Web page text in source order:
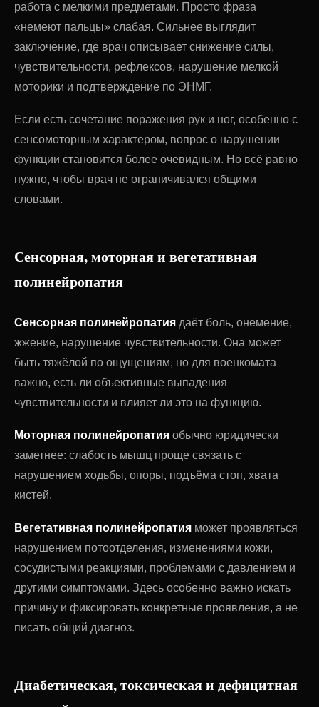
работа с мелкими предметами. Просто фраза
«немеют пальцы» слабая. Сильнее выглядит
заключение, где врач описывает снижение силы,
чувствительности, рефлексов, нарушение мелкой
моторики и подтверждение по ЭНМГ.
Если есть сочетание поражения рук и ног, особенно с
сенсомоторным характером, вопрос о нарушении
функции становится более очевидным. Но всё равно
нужно, чтобы врач не ограничивался общими
словами.
Сенсорная, моторная и вегетативная
полинейропатия
Сенсорная полинейропатия даёт боль, онемение,
жжение, нарушение чувствительности. Она может
быть тяжёлой по ощущениям, но для военкомата
важно, есть ли объективные выпадения
чувствительности и влияет ли это на функцию.
Моторная полинейропатия обычно юридически
заметнее: слабость мышц проще связать с
нарушением ходьбы, опоры, подъёма стоп, хвата
кистей.
Вегетативная полинейропатия может проявляться
нарушением потоотделения, изменениями кожи,
сосудистыми реакциями, проблемами с давлением и
другими симптомами. Здесь особенно важно искать
причину и фиксировать конкретные проявления, а не
писать общий диагноз.
Диабетическая, токсическая и дефицитная